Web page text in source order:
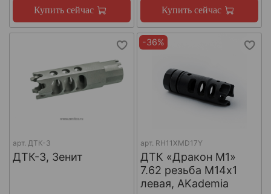
Купить сейчас Купить сейчас
арт. ДТК-3
ДТК-3, Зенит
-36%
арт. RH11XMD17Y
ДТК «Дракон М1»
7.62 резьба М14х1
левая, AKademia